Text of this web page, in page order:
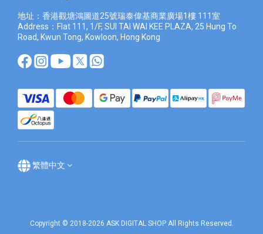
地址：香港觀塘鴻圖道25號瑞泰偉基商業廣場1樓 111室
Address：Flat 111, 1/F, SUI TAI WAI KEE PLAZA, 25 Hung To
Road, Kwun Tong, Kowloon, Hong Kong
繁體中文
Copyright © 2018-2026 ASK DIGITAL SHOP All Rights Reserved.